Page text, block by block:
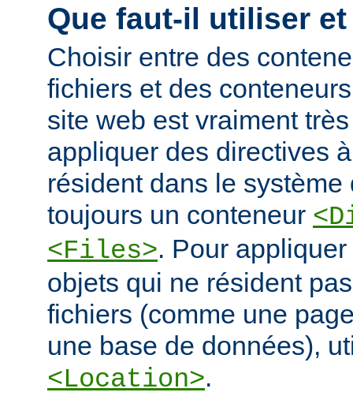
Que faut-il utiliser
Choisir entre des
fichiers et des
site web est vraiment
appliquer des directives
résident dans le
toujours un conteneur
<Files>. Pour
objets qui ne résident
fichiers (comme une
une base de données),
<Location>.